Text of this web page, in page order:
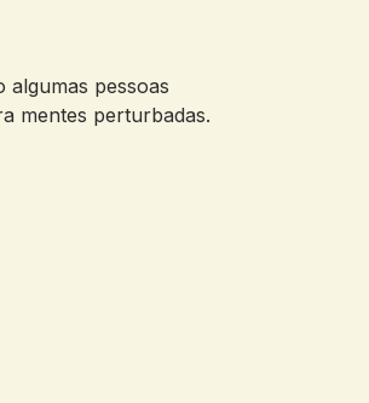
pessoas
mentes perturbadas.